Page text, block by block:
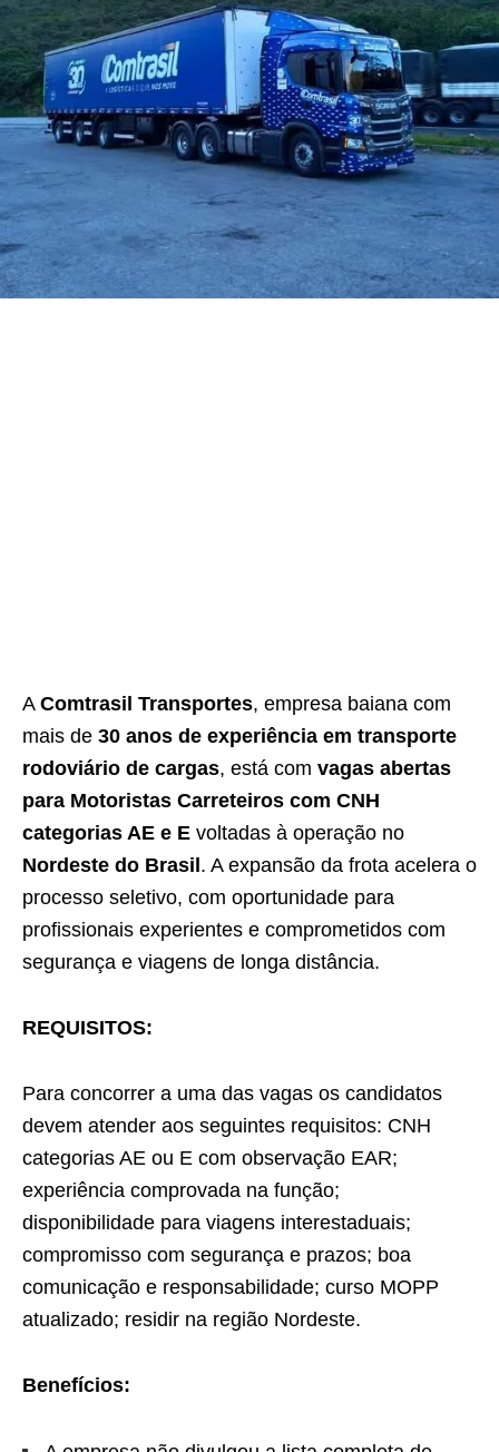
A Comtrasil Transportes, empresa baiana com
mais de 30 anos de experiência em transporte
rodoviário de cargas, está com vagas abertas
para Motoristas Carreteiros com CNH
categorias AE e E voltadas à operação no
Nordeste do Brasil . A expansão da frota acelera o
processo seletivo, com oportunidade para
profissionais experientes e comprometidos com
segurança e viagens de longa distância.
REQUISITOS:
Para concorrer a uma das vagas os candidatos
devem atender aos seguintes requisitos: CNH
categorias AE ou E com observação EAR;
experiência comprovada na função;
disponibilidade para viagens interestaduais;
compromisso com segurança e prazos; boa
comunicação e responsabilidade; curso MOPP
atualizado; residir na região Nordeste.
Benefícios: